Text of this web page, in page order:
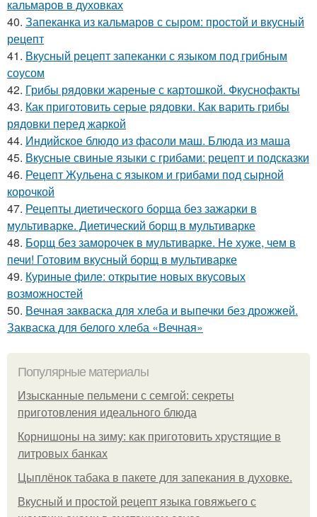
кальмаров в духовках
40. Запеканка из кальмаров с сыром: простой и вкусный
рецепт
41. Вкусный рецепт запеканки с языком под грибным
соусом
42. Грибы рядовки жареные с картошкой. Фкуснофакты
43. Как приготовить серые рядовки. Как варить грибы
рядовки перед жаркой
44. Индийское блюдо из фасоли маш. Блюда из маша
45. Вкусные свиные языки с грибами: рецепт и подсказки
46. Рецепт Жульена с языком и грибами под сырной
корочкой
47. Рецепты диетического борща без зажарки в
мультиварке. Диетический борщ в мультиварке
48. Борщ без заморочек в мультиварке. Не хуже, чем в
печи! Готовим вкусный борщ в мультиварке
49. Куриные филе: открытие новых вкусовых
возможностей
50. Вечная закваска для хлеба и выпечки без дрожжей.
Закваска для белого хлеба «Вечная»
Популярные материалы
Изысканные пельмени с семгой: секреты
приготовления идеального блюда
Корнишоны на зиму: как приготовить хрустящие в
литровых банках
Цыплёнок табака в пакете для запекания в духовке.
Вкусный и простой рецепт языка говяжьего с